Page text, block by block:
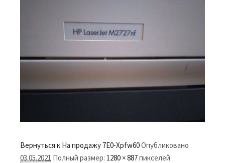
Вернуться к На продажу 7E0-Xpfw60Опубликовано
03.05.2021 Полный размер: 1280 × 887пикселей